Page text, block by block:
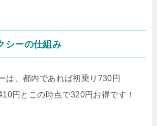
シーの仕組み
は、都内であれば初乗り730円
円とこの時点で320円お得です！